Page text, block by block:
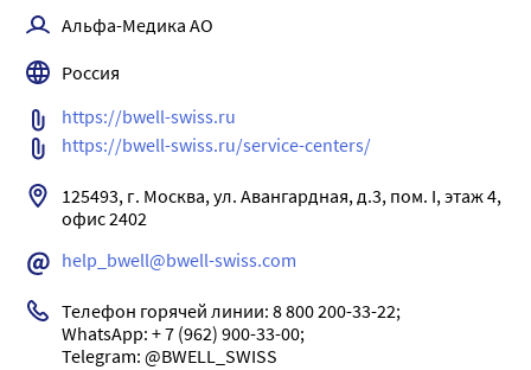
Надежная конструкция и качественные материалы:
звукопроводящие трубки из PVC.
характеристики, правильная форма головки, 2
независимых плотных звукопроводящих трубки -
индивидуальная передача звука от головки в каждое
ухо.
Мягкие ушные оливы эргономичной конической
формы для комфорта и отличной акустики . В
комплекте 3 комплекта олив различного размера.
Прочные литые звукопроводящие трубки из -? PVC
Пластиковая сумочка
Альфа-Медика АО
Россия
https://bwell-swiss.ru
https://bwell-swiss.ru/service-centers/
125493, г. Москва, ул. Авангардная, д.3, пом. I, этаж 4,
офис 2402
help_bwell@bwell-swiss.com
Телефон горячей линии: 8 800 200-33-22;
WhatsApp: + 7 (962) 900-33-00;